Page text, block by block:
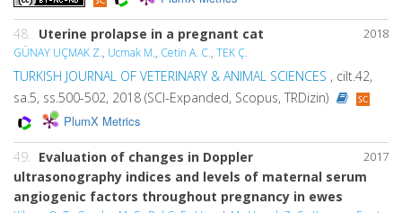
2018
48. Uterine prolapse in a pregnant cat
GÜNAY UÇMAK Z., Ucmak M., Cetin A. C., TEK Ç.
TURKISH JOURNAL OF VETERINARY & ANIMAL SCIENCES , cilt.42,
sa.5, ss.500-502, 2018 (SCI-Expanded, Scopus, TRDizin)
PlumX Metrics
2017
49. Evaluation of changes in Doppler
ultrasonography indices and levels of maternal serum
angiogenic factors throughout pregnancy in ewes